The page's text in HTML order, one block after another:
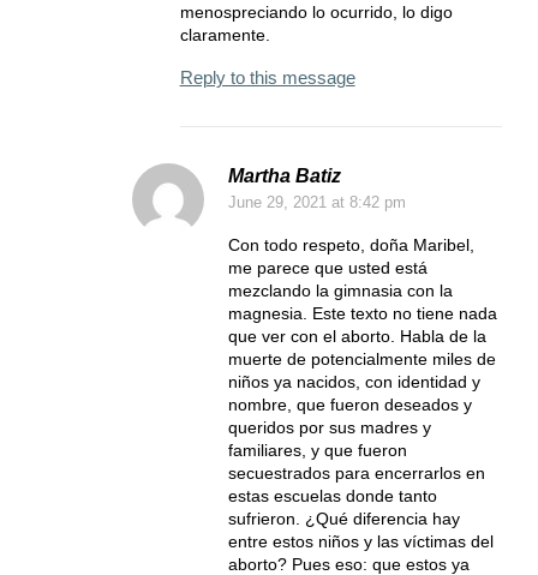
menospreciando lo ocurrido, lo digo
claramente.
Reply to this message
Martha Batiz
June 29, 2021 at 8:42 pm
Con todo respeto, doña Maribel,
me parece que usted está
mezclando la gimnasia con la
magnesia. Este texto no tiene nada
que ver con el aborto. Habla de la
muerte de potencialmente miles de
niños ya nacidos, con identidad y
nombre, que fueron deseados y
queridos por sus madres y
familiares, y que fueron
secuestrados para encerrarlos en
estas escuelas donde tanto
sufrieron. ¿Qué diferencia hay
entre estos niños y las víctimas del
aborto? Pues eso: que estos ya